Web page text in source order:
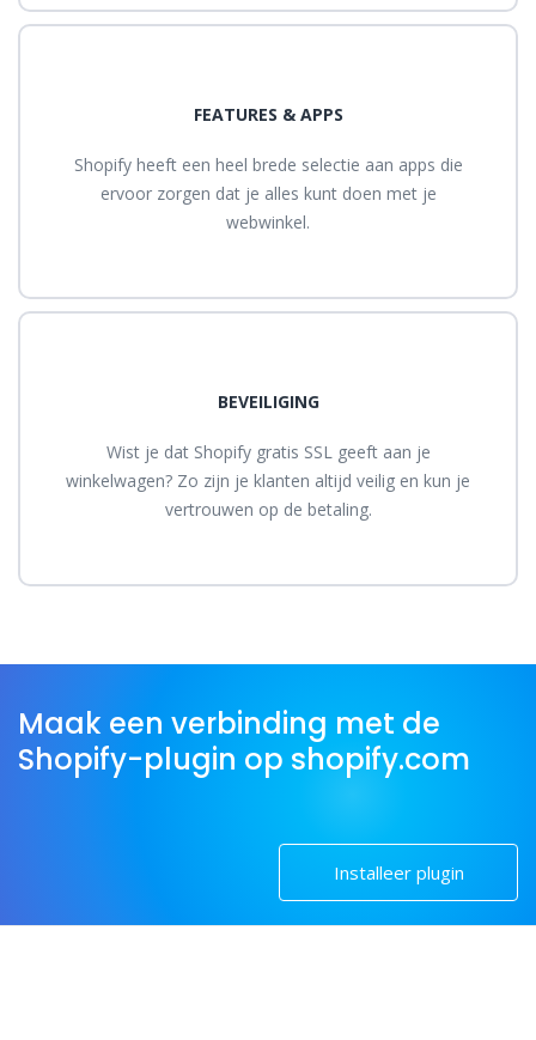
FEATURES & APPS
Shopify heeft een heel brede selectie aan apps die
ervoor zorgen dat je alles kunt doen met je
webwinkel.
BEVEILIGING
Wist je dat Shopify gratis SSL geeft aan je
winkelwagen? Zo zijn je klanten altijd veilig en kun je
vertrouwen op de betaling.
Maak een verbinding met de
Shopify-plugin op shopify.com
Installeer plugin